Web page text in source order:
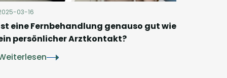
03-16
eine Fernbehandlung genauso gut wie
persönlicher Arztkontakt?